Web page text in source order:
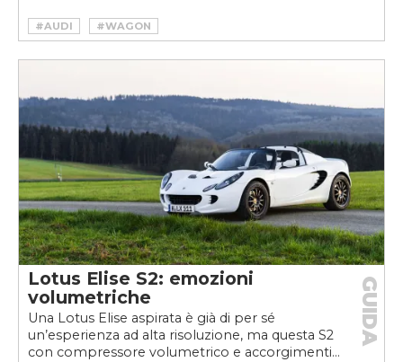
#AUDI #WAGON
Lotus Elise S2: emozioni
volumetriche
Una Lotus Elise aspirata è già di per sé
un’esperienza ad alta risoluzione, ma questa S2
con compressore volumetrico e accorgimenti...
GUIDA